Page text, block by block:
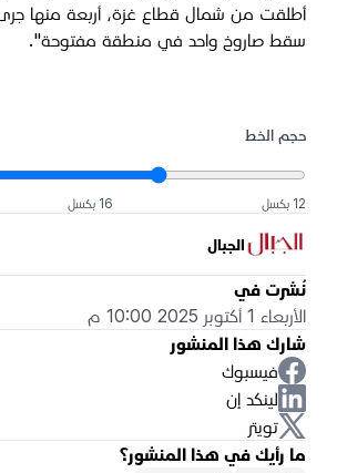
أطلقت من شمال قطاع غزة، أربعة منها جرى
سقط صاروخ واحد في منطقة مفتوحة".
حجم الخط
12 بكسل 16 بكسل
الجبال
نُشرت في
الأربعاء 1 أكتوبر 2025 10:00 م
شارك هذا المنشور
فيسبوك
لينكد إن
تويتر
ما رأيك في هذا المنشور؟